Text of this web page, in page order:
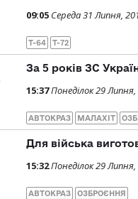
09:05 Середа 31 Липня,
Т-64 Т-72
За 5 рокiв ЗС
15:37Понеділок 29
АВТОКРАЗ МАЛАХIТ
Для вiйська
15:32Понеділок 29
АВТОКРАЗ ОЗБРОЄННЯ